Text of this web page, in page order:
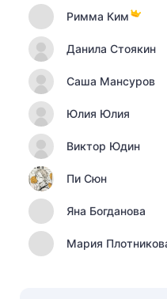
Римма Ким
Данила Стоякин
Саша Мансуров
Юлия Юлия
Виктор Юдин
Пи Сюн
Яна Богданова
Мария